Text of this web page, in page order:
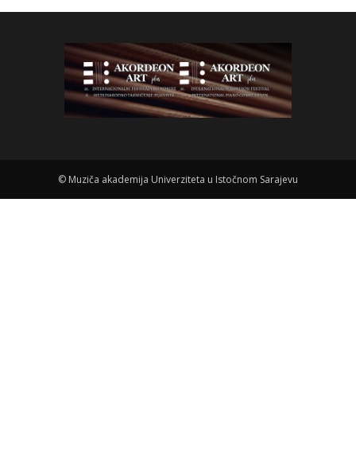
plus
© Muziča akademija Univerziteta u Istočnom Sarajevu